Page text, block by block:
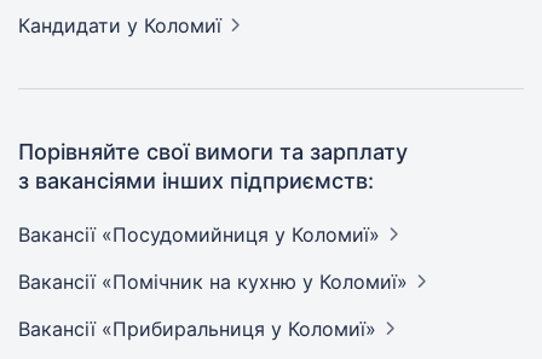
Кандидати у Коломиї
Порівняйте свої вимоги та зарплату
з вакансіями інших підприємств:
Вакансії «Посудомийниця у Коломиї»
Вакансії «Помічник на кухню у Коломиї»
Вакансії «Прибиральниця у Коломиї»